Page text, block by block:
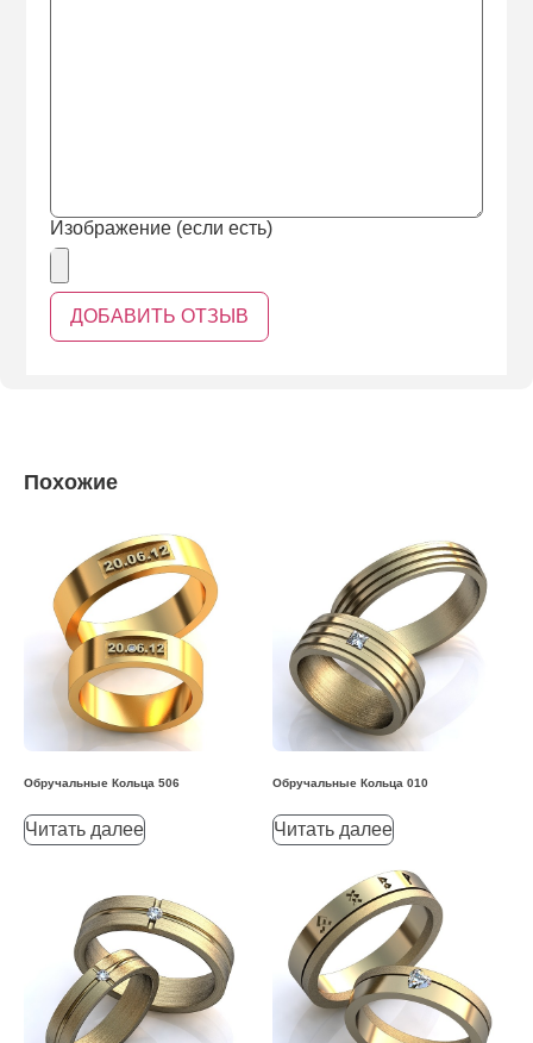
Изображение (если есть)
Похожие
Обручальные Кольца 506
Читать далее
Обручальные Кольца 010
Читать далее